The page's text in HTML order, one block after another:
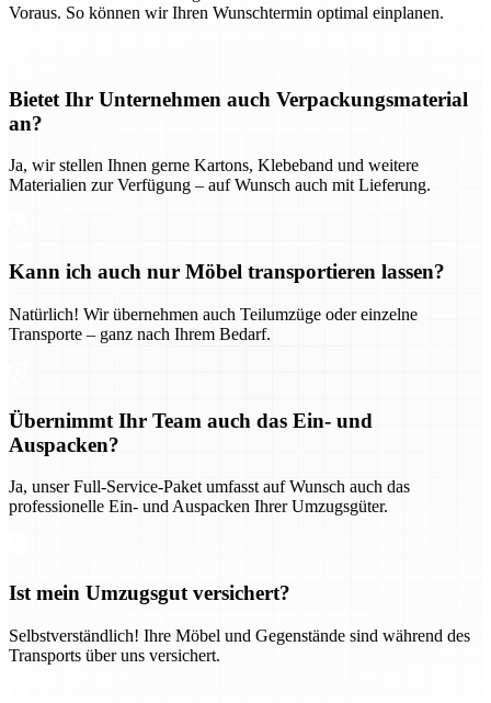
Voraus. So können wir Ihren Wunschtermin optimal einplanen.
Bietet Ihr Unternehmen auch Verpackungsmaterial
an?
Ja, wir stellen Ihnen gerne Kartons, Klebeband und weitere
Materialien zur Verfügung – auf Wunsch auch mit Lieferung.
Kann ich auch nur Möbel transportieren lassen?
Natürlich! Wir übernehmen auch Teilumzüge oder einzelne
Transporte – ganz nach Ihrem Bedarf.
Übernimmt Ihr Team auch das Ein- und
Auspacken?
Ja, unser Full-Service-Paket umfasst auf Wunsch auch das
professionelle Ein- und Auspacken Ihrer Umzugsgüter.
Ist mein Umzugsgut versichert?
Selbstverständlich! Ihre Möbel und Gegenstände sind während des
Transports über uns versichert.